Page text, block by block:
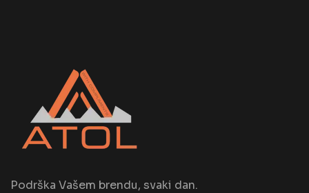
Podrška Vašem brendu, svaki dan.